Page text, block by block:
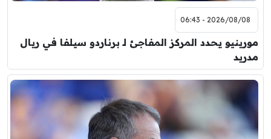
2026/08/08 - 06:43
مورينيو يحدد المركز المفاجئ لـ برناردو سيلفا في ريال
مدريد